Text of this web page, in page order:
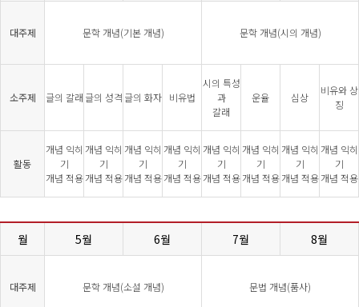
대주제 문학 개념(기본 개념) 문학 개념(시의 개념)
소주제 글의 갈래 글의 성격 글의 화자 비유법
시의 특성
과
갈래
운율 심상
비유와 상
징
활동
개념 익히
기
개념 적용
개념 익히
기
개념 적용
개념 익히
기
개념 적용
개념 익히
기
개념 적용
개념 익히
기
개념 적용
개념 익히
기
개념 적용
개념 익히
기
개념 적용
개념 익히
기
개념 적용
월 5월 6월 7월 8월
대주제 문학 개념(소설 개념) 문법 개념(품사)